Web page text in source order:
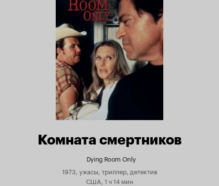
Комната смертников
Dying Room Only
1973, ужасы, триллер, детектив
США, 1 ч 14 мин